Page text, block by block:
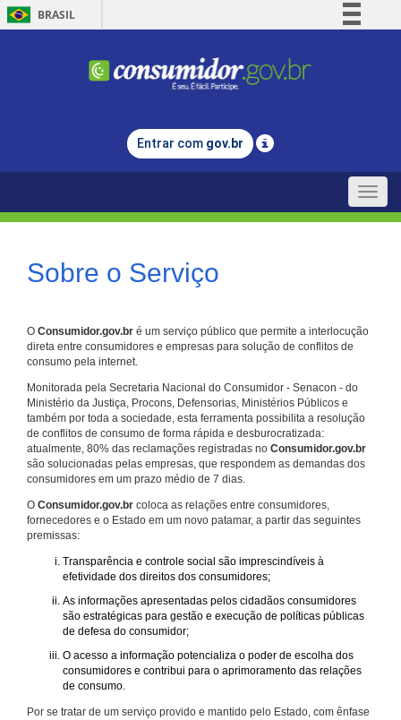
BRASIL
Comunica BR
Legislação
Entrar com gov.br
Toggle
Sobre o Serviço
O Consumidor.gov.br é um serviço público que permite a interlocução
direta entre consumidores e empresas para solução de conflitos de
consumo pela internet.
Monitorada pela Secretaria Nacional do Consumidor - Senacon - do
Ministério da Justiça, Procons, Defensorias, Ministérios Públicos e
também por toda a sociedade, esta ferramenta possibilita a resolução
de conflitos de consumo de forma rápida e desburocratizada:
atualmente, 80% das reclamações registradas no Consumidor.gov.br
são solucionadas pelas empresas, que respondem as demandas dos
consumidores em um prazo médio de 7 dias.
O Consumidor.gov.br coloca as relações entre consumidores,
fornecedores e o Estado em um novo patamar, a partir das seguintes
premissas:
Transparência e controle social são imprescindíveis à
efetividade dos direitos dos consumidores;
As informações apresentadas pelos cidadãos consumidores
são estratégicas para gestão e execução de políticas públicas
de defesa do consumidor;
O acesso a informação potencializa o poder de escolha dos
consumidores e contribui para o aprimoramento das relações
de consumo.
Por se tratar de um serviço provido e mantido pelo Estado, com ênfase